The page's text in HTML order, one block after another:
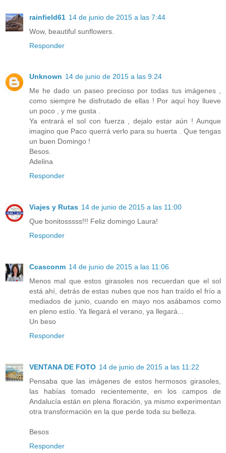
rainfield61 14 de junio de 2015 a las 7:44
Wow, beautiful sunflowers.
Responder
Unknown 14 de junio de 2015 a las 9:24
Me he dado un paseo precioso por todas tus imágenes ,
como siempre he disfrutado de ellas ! Por aquí hoy llueve
un poco , y me gusta .
Ya entrará el sol con fuerza , dejalo estar aún ! Aunque
imagino que Paco querrá verlo para su huerta . Que tengas
un buen Domingo !
Besos.
Adelina
Responder
Viajes y Rutas 14 de junio de 2015 a las 11:00
Que bonitosssss!!! Feliz domingo Laura!
Responder
Ccasconm 14 de junio de 2015 a las 11:06
Menos mal que estos girasoles nos recuerdan que el sol
está ahí, detrás de estas nubes que nos han traído el frío a
mediados de junio, cuando en mayo nos asábamos como
en pleno estío. Ya llegará el verano, ya llegará...
Un beso
Responder
VENTANA DE FOTO 14 de junio de 2015 a las 11:22
Pensaba que las imágenes de estos hermosos girasoles,
las habías tomado recientemente, en los campos de
Andalucía están en plena floración, ya mismo experimentan
otra transformación en la que perde toda su belleza.
Besos
Responder